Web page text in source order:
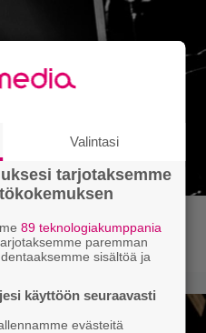
ilmestyy ensi
Valintasi
tarjotaksemme
89 teknologiakumppania
paremman
sisältöä ja
käyttöön seuraavasti
evästeitä